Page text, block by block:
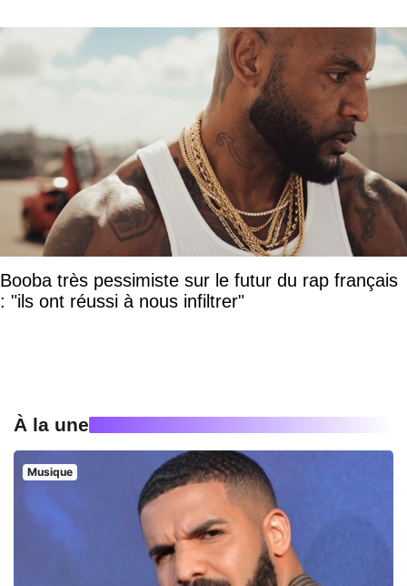
Booba très pessimiste sur le futur du rap français
: "ils ont réussi à nous infiltrer"
À la une
Musique